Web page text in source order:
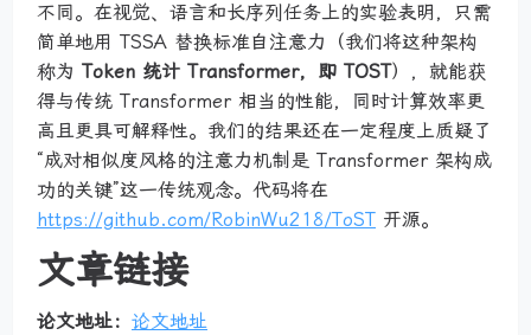
不同。在视觉、语言和长序列任务上的实验表明，只需
简单地用 TSSA 替换标准自注意力（我们将这种架构
称为 Token 统计 Transformer，即 TOST），就能获
得与传统 Transformer 相当的性能，同时计算效率更
高且更具可解释性。我们的结果还在一定程度上质疑了
“成对相似度风格的注意力机制是 Transformer 架构成
功的关键”这一传统观念。代码将在
https://github.com/RobinWu218/ToST 开源。
文章链接
论文地址： 论文地址